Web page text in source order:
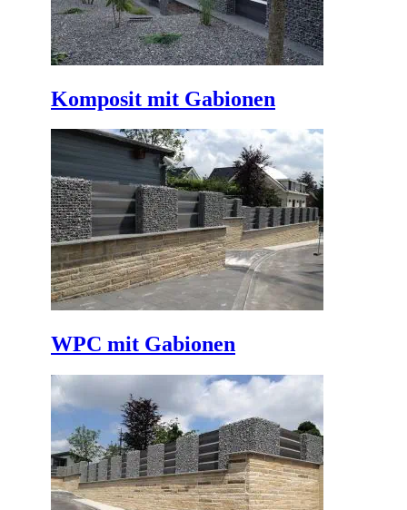
Komposit mit Gabionen
WPC mit Gabionen